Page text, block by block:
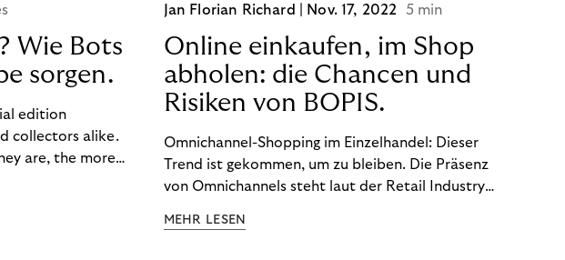
Wie Bots
sorgen.
edition
collectors alike.
are, the more
known as a
Jan Florian Richard | Nov. 17, 2022 5 min
Online einkaufen, im Shop
abholen: die Chancen und
Risiken von BOPIS.
Omnichannel-Shopping im Einzelhandel: Dieser
Trend ist gekommen, um zu bleiben. Die Präsenz
von Omnichannels steht laut der Retail Industry
nicht mehr verzichtet werden kann. Ein fester
MEHR LESEN